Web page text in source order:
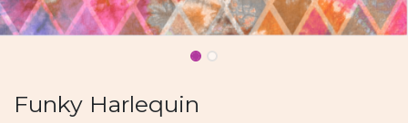
Funky Harlequin